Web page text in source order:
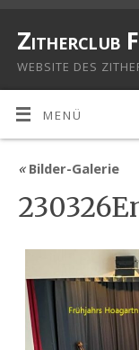
Zitherclub
WEBSITE DES
MENÜ
«Bilder-Galerie